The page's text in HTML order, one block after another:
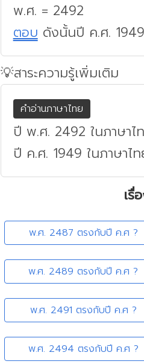
พ.ศ. = 2492
ตอบ ดังนั้นปี ค.ศ.
💡สาระความรู้เพิ่มเติม
คำอ่านภาษาไทย
ปี พ.ศ. 2492 ในภาษา
ปี ค.ศ. 1949 ในภาษาไ
เรื่
พ.ศ. 2487 ตรงกับปี ค.ศ ?
พ.ศ. 2489 ตรงกับปี ค.ศ ?
พ.ศ. 2491 ตรงกับปี ค.ศ ?
พ.ศ. 2494 ตรงกับปี ค.ศ ?